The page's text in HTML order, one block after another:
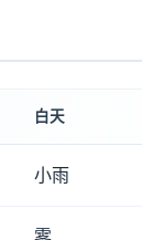
白天
小雨